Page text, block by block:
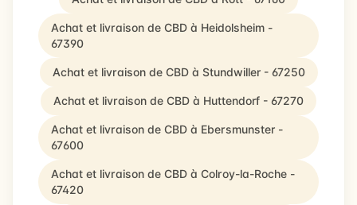
Achat et livraison de CBD à Heidolsheim -
67390
Achat et livraison de CBD à Stundwiller - 67250
Achat et livraison de CBD à Huttendorf - 67270
Achat et livraison de CBD à Ebersmunster -
67600
Achat et livraison de CBD à Colroy-la-Roche -
67420